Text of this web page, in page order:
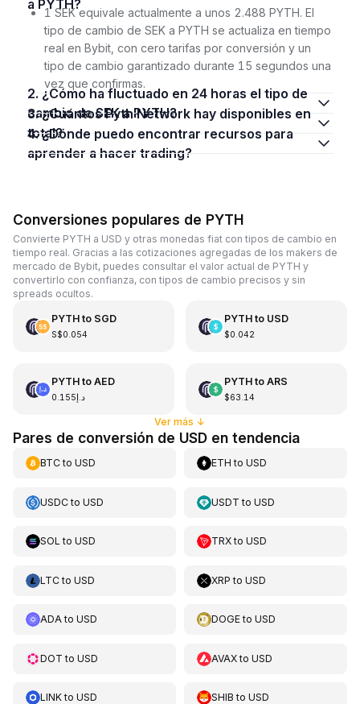
a PYTH?
1 SEK equivale actualmente a unos 2.488 PYTH. El
tipo de cambio de SEK a PYTH se actualiza en tiempo
real en Bybit, con cero tarifas por conversión y un
tipo de cambio garantizado durante 15 segundos una
vez que confirmas.
2. ¿Cómo ha fluctuado en 24 horas el tipo de
cambio de SEK a PYTH?
3. ¿Cuántos Pyth Network hay disponibles en
total?
4. ¿Dónde puedo encontrar recursos para
aprender a hacer trading?
Conversiones populares de PYTH
Convierte PYTH a USD y otras monedas fiat con tipos de cambio en
tiempo real. Gracias a las cotizaciones agregadas de los makers de
mercado de Bybit, puedes consultar el valor actual de PYTH y
convertirlo con confianza, con tipos de cambio precisos y sin
spreads ocultos.
PYTHto SGD
S$0.054
PYTHto USD
$0.042
PYTHto AED
د.إ0.155
PYTHto ARS
$63.14
Ver más ↓
Pares de conversión de USD en tendencia
BTCto USD ETH toUSD
USDCto USD USDT toUSD
SOL to USD TRXtoUSD
LTCto USD XRP toUSD
ADAto USD DOGEtoUSD
DOT to USD AVAXtoUSD
LINKto USD SHIB toUSD